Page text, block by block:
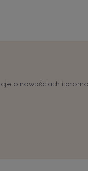
o nowościach i